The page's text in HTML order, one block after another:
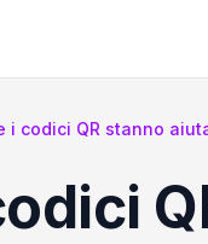
i codici QR stanno